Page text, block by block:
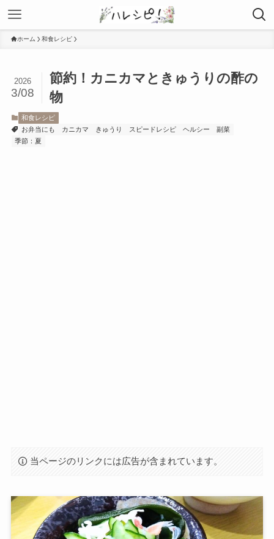
ホーム 和食レシピ
節約！カニカマときゅうりの酢の
物
2026
3/08
和食レシピ
お弁当にも
カニカマ きゅうり スピードレシピ ヘルシー
副菜
季節：夏
当ページのリンクには広告が含まれています。